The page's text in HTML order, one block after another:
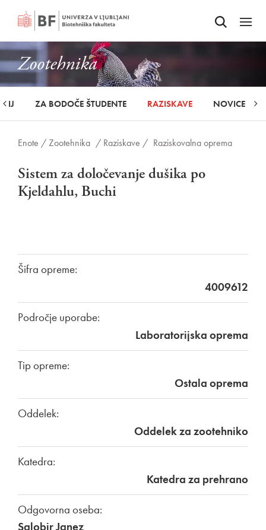
Odpri iskalnik
Odpri
Zootehnika
ZA BODOČE ŠTUDENTE RAZISKAVE NOVICE
Enote /Zootehnika / Raziskave / Raziskovalna oprema
Sistem za določevanje dušika po
Kjeldahlu, Buchi
Šifra opreme:
4009612
Področje uporabe:
Laboratorijska oprema
Tip opreme:
Ostala oprema
Oddelek:
Oddelek za zootehniko
Katedra:
Katedra za prehrano
Odgovorna oseba:
Salobir Janez